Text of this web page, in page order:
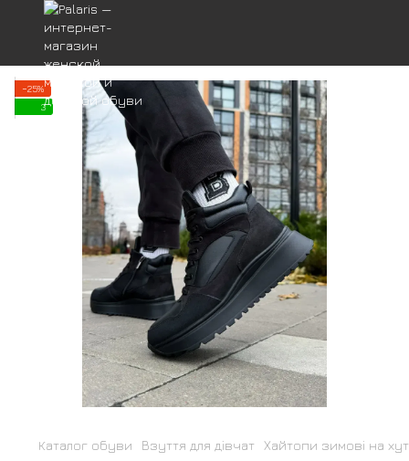
−25%
3
Каталог обуви Взуття для дівчат Хайтопи зимові на